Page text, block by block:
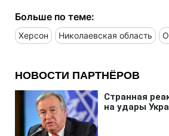
Больше по теме:
Херсон Николаевская область